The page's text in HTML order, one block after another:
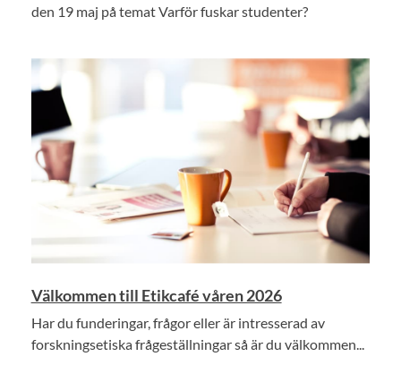
den 19 maj på temat Varför fuskar studenter?
Välkommen till Etikcafé våren 2026
Har du funderingar, frågor eller är intresserad av
forskningsetiska frågeställningar så är du välkommen...